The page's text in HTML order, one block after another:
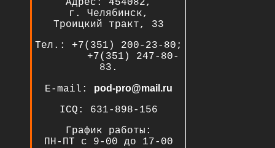
Адрес: 454082,
г. Челябинск,
Троицкий тракт, 33
Тел.: +7(351) 200-23-80;
+7(351) 247-80-
83.
E-mail: pod-pro@mail.ru
ICQ: 631-898-156
График работы:
ПН-ПТ с 9-00 до 17-00